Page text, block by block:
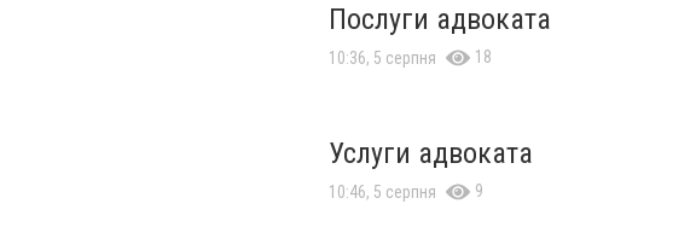
Послуги адвоката
10:36, 5 серпня 18
Услуги адвоката
10:46, 5 серпня 9